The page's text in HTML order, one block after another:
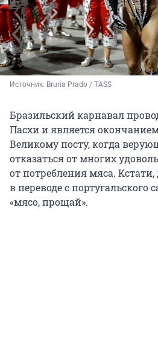
Источник: Bruna Prado / TASS
Бразильский карнавал
Пасхи и является
Великому посту, когда
отказаться от многих
от потребления мяса.
в переводе с португальского
«мясо, прощай».